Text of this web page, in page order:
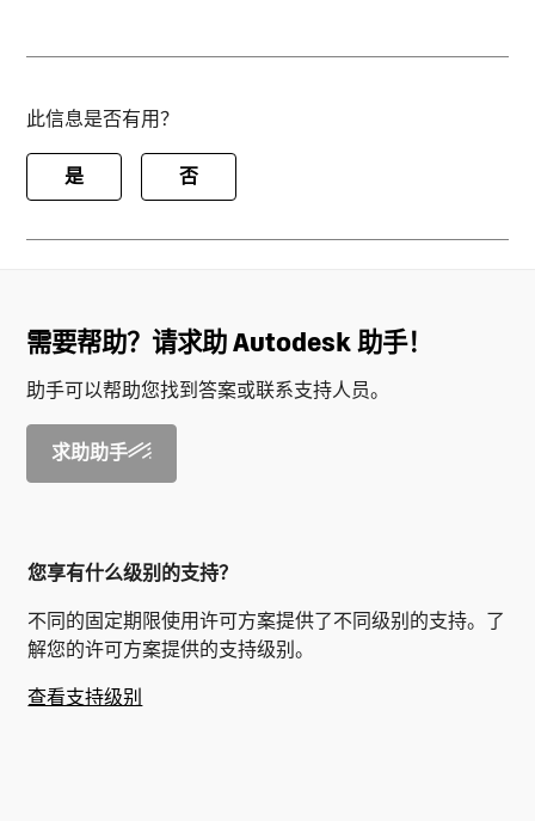
此信息是否有用？
是 否
需要帮助？请求助 Autodesk 助手！
助手可以帮助您找到答案或联系支持人员。
求助助手
您享有什么级别的支持？
不同的固定期限使用许可方案提供了不同级别的支持。了
解您的许可方案提供的支持级别。
查看支持级别